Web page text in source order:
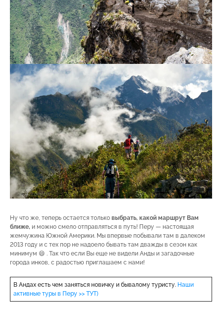
Ну что же, теперь остается только выбрать, какой маршрут Вам
ближе, и можно смело отправляться в путь! Перу — настоящая
жемчужина Южной Америки. Мы впервые побывали там в далеком
2013 году и с тех пор не надоело бывать там дважды в сезон как
минимум 😄 . Так что если Вы еще не видели Анды и загадочные
города инков, с радостью приглашаем с нами!
В Андах есть чем заняться новичку и бывалому туристу. Наши
активные туры в Перу >> ТУТ)